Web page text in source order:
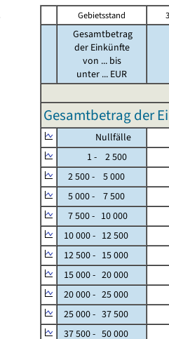
Gebietsstand
Gesamtbetrag
der Einkünfte
von ... bis
unter ... EUR
Gesamtbetrag der
Nullfälle
1 - 2 500
2 500 - 5 000
5 000 - 7 500
7 500 - 10 000
10 000 - 12 500
12 500 - 15 000
15 000 - 20 000
20 000 - 25 000
25 000 - 37 500
37 500 - 50 000